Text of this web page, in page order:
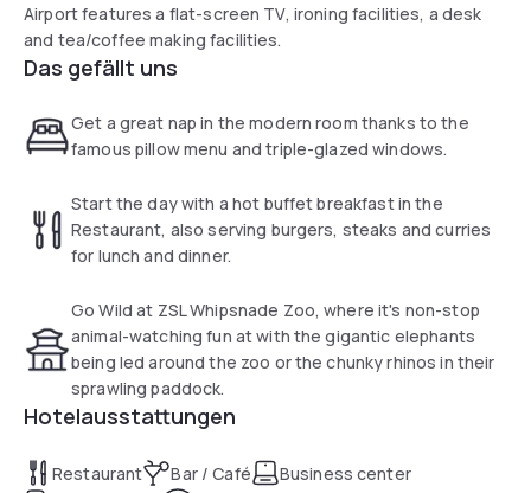
Airport features a flat-screen TV, ironing facilities, a desk
and tea/coffee making facilities.
Das gefällt uns
Get a great nap in the modern room thanks to the
famous pillow menu and triple-glazed windows.
Start the day with a hot buffet breakfast in the
Restaurant, also serving burgers, steaks and curries
for lunch and dinner.
Go Wild at ZSL Whipsnade Zoo, where it's non-stop
animal-watching fun at with the gigantic elephants
being led around the zoo or the chunky rhinos in their
sprawling paddock.
Hotelausstattungen
Restaurant Bar / Café
Business center